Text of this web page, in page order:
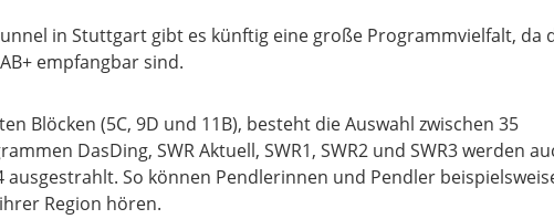
in Stuttgart gibt es künftig eine große Programmvielfalt, da
empfangbar sind.
Blöcken (5C, 9D und 11B), besteht die Auswahl zwischen 35
DasDing, SWR Aktuell, SWR1, SWR2 und SWR3 werden
ausgestrahlt. So können Pendlerinnen und Pendler
Region hören.